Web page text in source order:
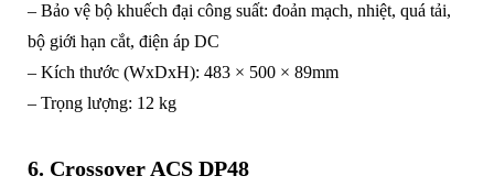
– Bảo vệ bộ khuếch đại công suất: đoản mạch, nhiệt, quá tải,
bộ giới hạn cắt, điện áp DC
– Kích thước (WxDxH): 483 × 500 × 89mm
– Trọng lượng: 12 kg
6. Crossover ACS DP48